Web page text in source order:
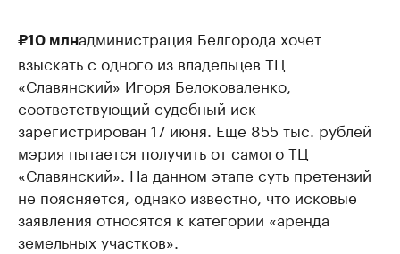
₽10 млнадминистрация Белгорода хочет
взыскать с одного из владельцев ТЦ
«Славянский» Игоря Белоковаленко,
соответствующий судебный иск
зарегистрирован 17 июня. Еще 855 тыс. рублей
мэрия пытается получить от самого ТЦ
«Славянский». На данном этапе суть претензий
не поясняется, однако известно, что исковые
заявления относятся к категории «аренда
земельных участков».